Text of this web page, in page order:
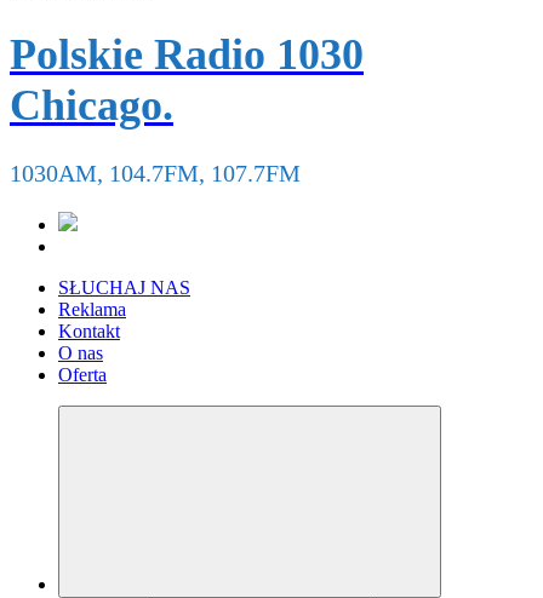
Polskie Radio 1030
Chicago.
1030AM, 104.7FM, 107.7FM
SŁUCHAJ NAS
Reklama
Kontakt
O nas
Oferta